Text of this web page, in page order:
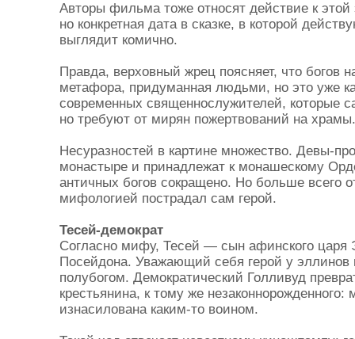
Авторы фильма тоже относят действие к этой
но конкретная дата в сказке, в которой
выглядит комично.
Правда, верховный жрец поясняет, что богов
метафора, придуманная людьми, но это уже
современных священнослужителей, которые
но требуют от мирян пожертвований на храмы.
Несуразностей в картине множество. Девы-
монастыре и принадлежат к монашескому
античных богов сокращено. Но больше всего
мифологией пострадал сам герой.
Тесей-демократ
Согласно мифу, Тесей — сын афинского царя
Посейдона. Уважающий себя герой у эллинов
полубогом. Демократический Голливуд
крестьянина, к тому же незаконнорожденного:
изнасилована каким-то воином.